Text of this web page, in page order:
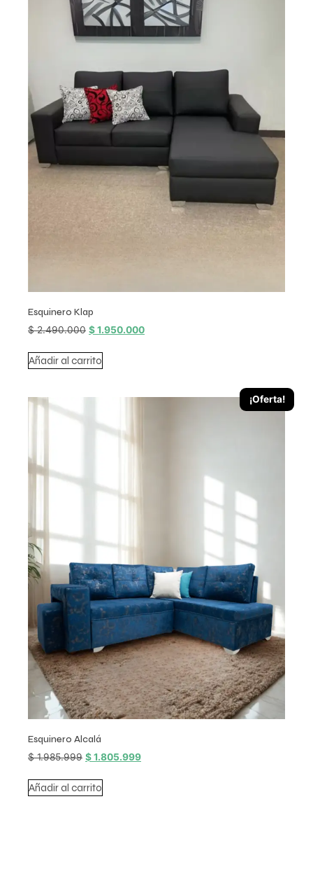
Esquinero Klap
$2.490.000 $1.950.000
Añadir al carrito
¡Oferta!
Esquinero Alcalá
$1.985.999 $1.805.999
Añadir al carrito